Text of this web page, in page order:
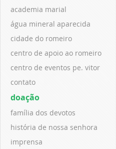
academia marial
água mineral aparecida
cidade do romeiro
centro de apoio ao romeiro
centro de eventos pe. vitor
contato
doação
família dos devotos
história de nossa senhora
imprensa